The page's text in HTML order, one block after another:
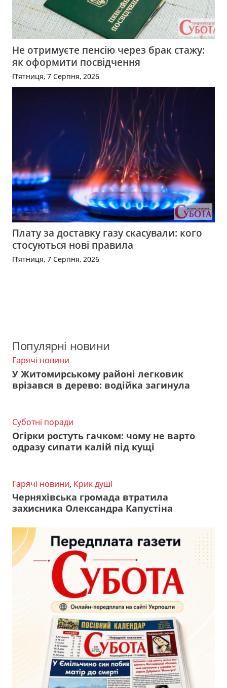
Не отримуєте пенсію через брак стажу:
як оформити посвідчення
П’ятниця, 7 Серпня, 2026
Плату за доставку газу скасували: кого
стосуються нові правила
П’ятниця, 7 Серпня, 2026
Популярні новини
Гарячі новини
У Житомирському районі легковик
врізався в дерево: водійка загинула
Суботні поради
Огірки ростуть гачком: чому не варто
одразу сипати калій під кущі
Гарячі новини, Крик душі
Черняхівська громада втратила
захисника Олександра Капустіна